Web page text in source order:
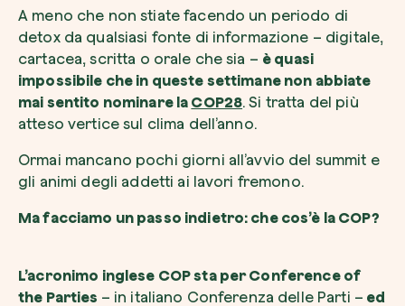
A meno che non stiate facendo un periodo di
detox da qualsiasi fonte di informazione – digitale,
cartacea, scritta o orale che sia – è quasi
impossibile che in queste settimane non abbiate
mai sentito nominare la COP28. Si tratta del più
atteso vertice sul clima dell’anno.
Ormai mancano pochi giorni all’avvio del summit e
gli animi degli addetti ai lavori fremono.
Ma facciamo un passo indietro: che cos’è la COP?
L’acronimo inglese COP sta perConference of
the Parties – in italiano Conferenza delle Parti – ed
Pianta, adotta o regala un albero. Scegli tra
specie.
Piantalo ora
Accetto l’informativa sullaPrivacy
Non compilare questo campo
Invia richiesta